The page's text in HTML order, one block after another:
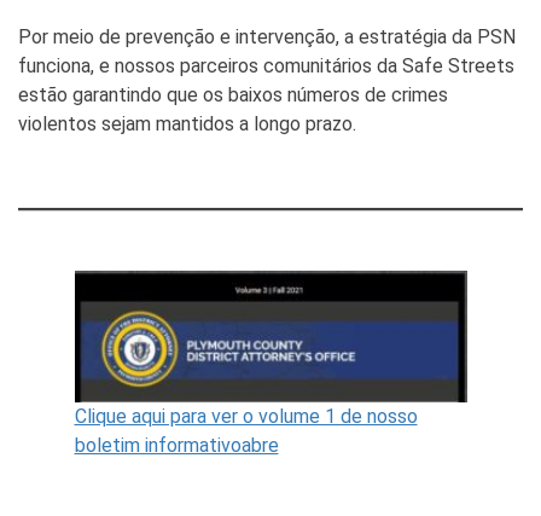
Por meio de prevenção e intervenção, a estratégia da PSN
funciona, e nossos parceiros comunitários da Safe Streets
estão garantindo que os baixos números de crimes
violentos sejam mantidos a longo prazo.
Clique aqui para ver o volume 1 de nosso
boletim informativoabre